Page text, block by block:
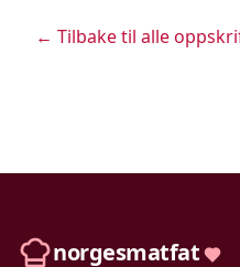
← Tilbake til alle
norgesmatfat